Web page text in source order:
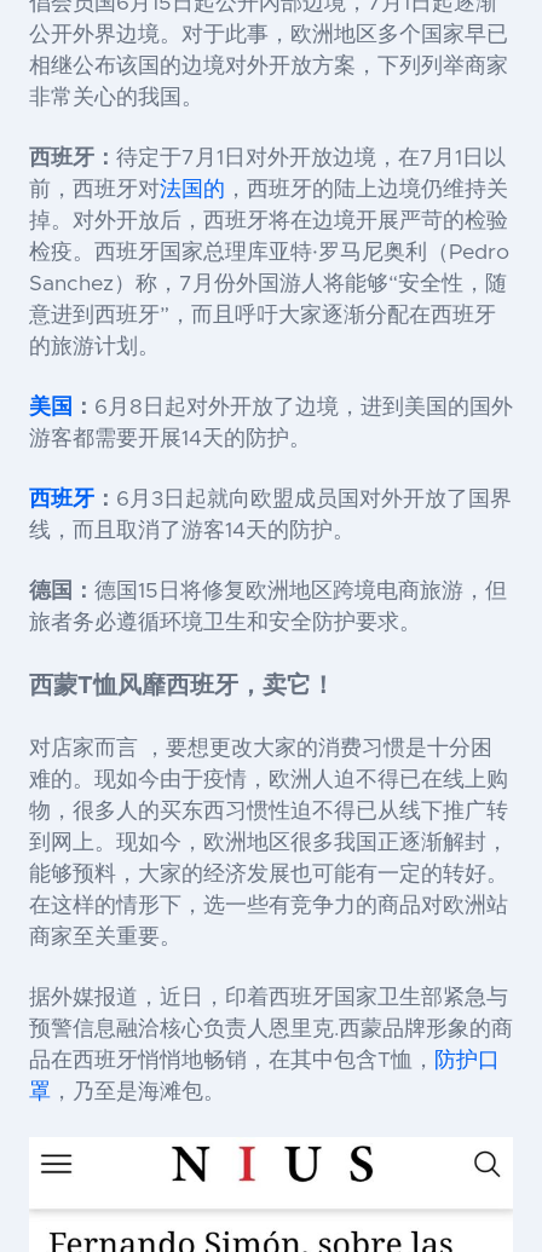
公开外界边境。对于此事，欧洲地区多个国家早已
相继公布该国的边境对外开放方案，下列列举商家
非常关心的我国。
西班牙： 待定于7月1日对外开放边境，在7月1日以
前，西班牙对法国的 ，西班牙的陆上边境仍维持关
掉。对外开放后，西班牙将在边境开展严苛的检验
检疫。西班牙国家总理库亚特·罗马尼奥利（Pedro
Sanchez）称，7月份外国游人将能够“安全性，随
意进到西班牙”，而且呼吁大家逐渐分配在西班牙
的旅游计划。
美国 ： 6月8日起对外开放了边境，进到美国的国外
游客都需要开展14天的防护。
西班牙 ： 6月3日起就向欧盟成员国对外开放了国界
线，而且取消了游客14天的防护。
德国： 德国15日将修复欧洲地区跨境电商旅游，但
旅者务必遵循环境卫生和安全防护要求。
西蒙T恤风靡西班牙，卖它！
对店家而言 ，要想更改大家的消费习惯是十分困
难的。现如今由于疫情，欧洲人迫不得已在线上购
物，很多人的买东西习惯性迫不得已从线下推广转
到网上。现如今，欧洲地区很多我国正逐渐解封，
能够预料，大家的经济发展也可能有一定的转好。
在这样的情形下，选一些有竞争力的商品对欧洲站
商家至关重要。
据外媒报道，近日，印着西班牙国家卫生部紧急与
预警信息融洽核心负责人恩里克.西蒙品牌形象的商
品在西班牙悄悄地畅销，在其中包含T恤，
防护口
罩 ，乃至是海滩包。